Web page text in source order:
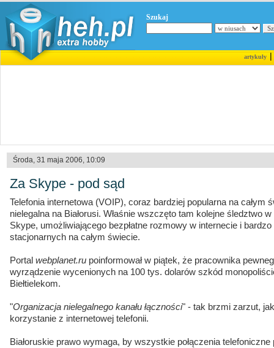
Szukaj
artykuły|
Środa, 31 maja 2006, 10:09
Za Skype - pod sąd
Telefonia internetowa (VOIP), coraz bardziej popularna na całym
nielegalna na Białorusi. Właśnie wszczęto tam kolejne śledztwo
Skype, umożliwiającego bezpłatne rozmowy w internecie i
stacjonarnych na całym świecie.
Portal webplanet.ru poinformował w piątek, że pracownika
wyrządzenie wycenionych na 100 tys. dolarów szkód
Biełtielekom.
"Organizacja nielegalnego kanału łączności" - tak brzmi zarzut,
korzystanie z internetowej telefonii.
Białoruskie prawo wymaga, by wszystkie połączenia telefoniczne